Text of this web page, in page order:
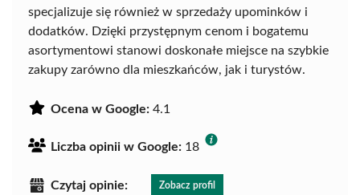
specjalizuje się również w sprzedaży upominków i
dodatków. Dzięki przystępnym cenom i bogatemu
asortymentowi stanowi doskonałe miejsce na szybkie
zakupy zarówno dla mieszkańców, jak i turystów.
Ocena w Google: 4.1
Liczba opinii w Google: 18
Czytaj opinie: Zobacz profil